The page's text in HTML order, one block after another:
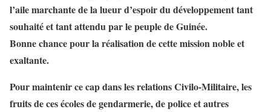
l’aile marchante de la lueur d’espoir du développement tant
souhaité et tant attendu par le peuple de Guinée.
Bonne chance pour la réalisation de cette mission noble et
exaltante.
Pour maintenir ce cap dans les relations Civilo-Militaire, les
fruits de ces écoles de gendarmerie, de police et autres